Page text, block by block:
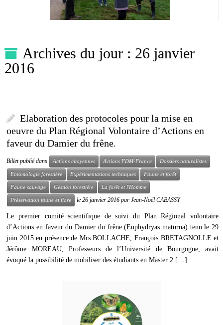
Archives du jour : 26 janvier
2016
Elaboration des protocoles pour la mise en
oeuvre du Plan Régional Volontaire d’Actions en
faveur du Damier du frêne.
Billet publié dans Actions citoyennes Actions FDM-France Dossiers naturalistes
Entomologie forestière Expérimentations techniques Faune et forêt
Faune sauvage Gestion forestière La forêt et l'Homme
Préservation faune et flore le26 janvier 2016 parJean-Noël CABASSY
Le premier comité scientifique de suivi du Plan Régional volontaire
d’Actions en faveur du Damier du frêne (Euphydryas maturna) tenu le 29
juin 2015 en présence de Mrs BOLLACHE, François BRETAGNOLLE et
Jérôme MOREAU, Professeurs de l’Université de Bourgogne, avait
évoqué la possibilité de mobiliser des étudiants en Master 2 […]